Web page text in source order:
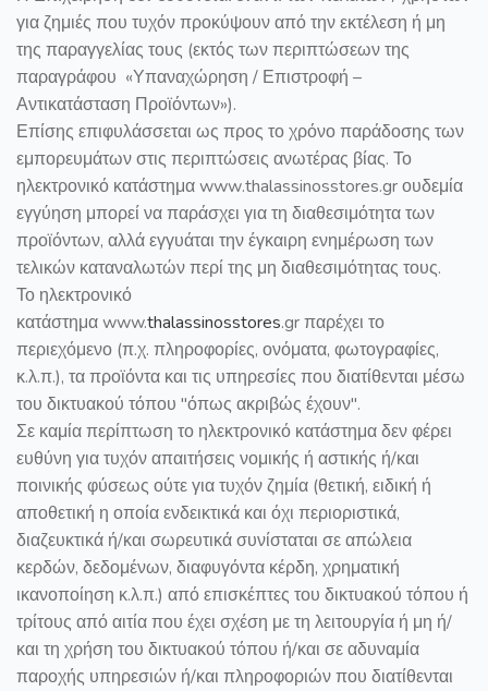
για ζημιές που τυχόν προκύψουν από την εκτέλεση ή μη
της παραγγελίας τους (εκτός των περιπτώσεων της
παραγράφου «Υπαναχώρηση / Επιστροφή –
Αντικατάσταση Προϊόντων»).
Επίσης επιφυλάσσεται ως προς το χρόνο παράδοσης των
εμπορευμάτων στις περιπτώσεις ανωτέρας βίας. Το
ηλεκτρονικό κατάστημαwww.thalassinosstores.grουδεμία
εγγύηση μπορεί να παράσχει για τη διαθεσιμότητα των
προϊόντων, αλλά εγγυάται την έγκαιρη ενημέρωση των
τελικών καταναλωτών περί της μη διαθεσιμότητας τους.
Το ηλεκτρονικό
κατάστημα www.thalassinosstores.gr παρέχει το
περιεχόμενο (π.χ. πληροφορίες, ονόματα, φωτογραφίες,
κ.λ.π.), τα προϊόντα και τις υπηρεσίες που διατίθενται μέσω
του δικτυακού τόπου "όπως ακριβώς έχουν".
Σε καμία περίπτωση το ηλεκτρονικό κατάστημα δεν φέρει
ευθύνη για τυχόν απαιτήσεις νομικής ή αστικής ή/και
ποινικής φύσεως ούτε για τυχόν ζημία (θετική, ειδική ή
αποθετική η οποία ενδεικτικά και όχι περιοριστικά,
διαζευκτικά ή/και σωρευτικά συνίσταται σε απώλεια
κερδών, δεδομένων, διαφυγόντα κέρδη, χρηματική
ικανοποίηση κ.λ.π.) από επισκέπτες του δικτυακού τόπου ή
τρίτους από αιτία που έχει σχέση με τη λειτουργία ή μη ή/
και τη χρήση του δικτυακού τόπου ή/και σε αδυναμία
παροχής υπηρεσιών ή/και πληροφοριών που διατίθενται